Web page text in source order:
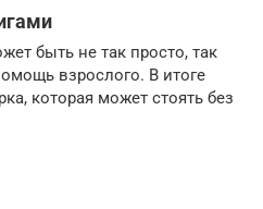
быть не так просто, так
взрослого. В итоге
которая может стоять без